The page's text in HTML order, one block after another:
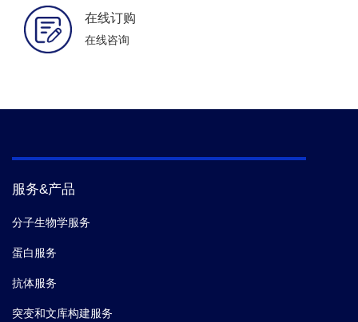
在线订购
在线咨询
服务&产品
分子生物学服务
蛋白服务
抗体服务
突变和文库构建服务